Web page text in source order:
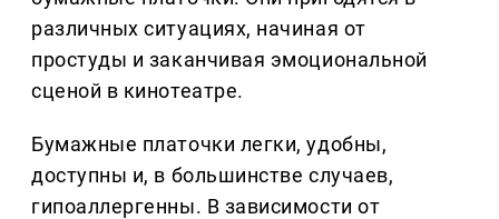
различных ситуациях, начиная от
простуды и заканчивая эмоциональной
сценой в кинотеатре.
Бумажные платочки легки, удобны,
доступны и, в большинстве случаев,
гипоаллергенны. В зависимости от